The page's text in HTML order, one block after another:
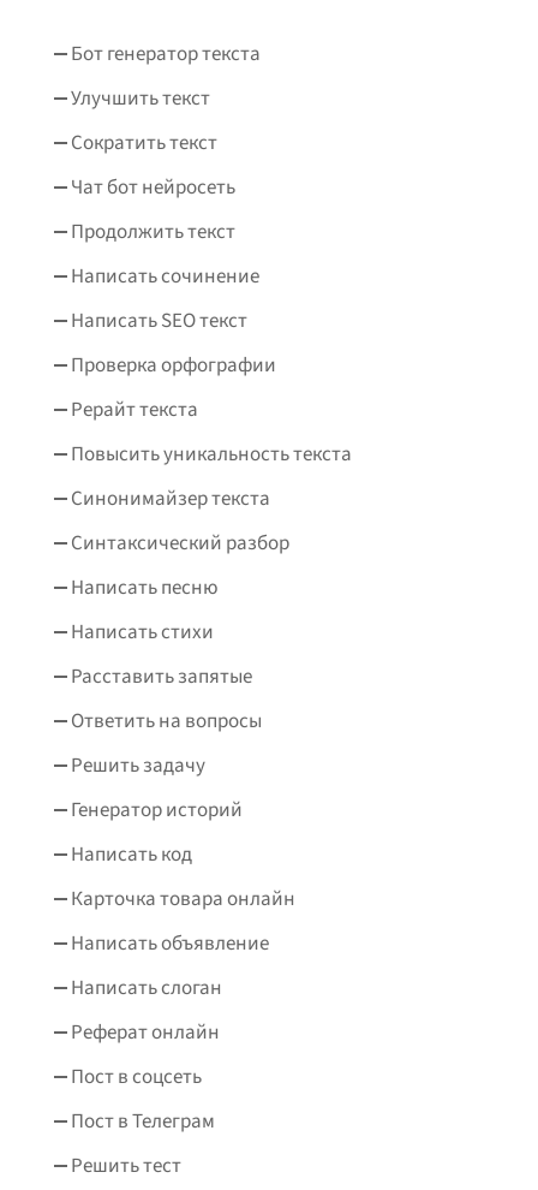
Бот генератор текста
Улучшить текст
Сократить текст
Чат бот нейросеть
Продолжить текст
Написать сочинение
Написать SEO текст
Проверка орфографии
Рерайт текста
Повысить уникальность текста
Синонимайзер текста
Синтаксический разбор
Написать песню
Написать стихи
Расставить запятые
Ответить на вопросы
Решить задачу
Генератор историй
Написать код
Карточка товара онлайн
Написать объявление
Написать слоган
Реферат онлайн
Пост в соцсеть
Пост в Телеграм
Решить тест